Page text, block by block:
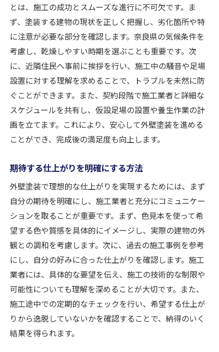
とは、施工の成功とスムーズな進行に不可欠です。ま
ず、塗装する建物の現状を正しく把握し、劣化箇所や特
に注意が必要な部分を確認します。奈良県の気候条件を
考慮し、乾燥しやすい時期を選ぶことも重要です。次
に、近隣住民へ事前に挨拶を行い、施工中の騒音や足場
設置に対する理解を求めることで、トラブルを未然に防
ぐことができます。また、契約段階で施工業者と詳細な
スケジュールを共有し、仮設足場の設置や養生作業の計
画を立てます。これにより、安心して外壁塗装を進める
ことができ、完成後の満足度も向上します。
期待する仕上がりを明確にする方法
外壁塗装で理想的な仕上がりを実現するためには、まず
自分の期待を明確にし、施工業者と充分にコミュニケー
ションを取ることが重要です。まず、色見本を使って希
望する色や質感を具体的にイメージし、実際の建物の外
観との調和を考慮します。次に、過去の施工事例を参考
にし、自分の好みに合った仕上がりを確認します。施工
業者には、具体的な要望を伝え、施工の技術的な制限や
可能性についても理解を深めることが大切です。また、
施工途中での定期的なチェックを行い、希望する仕上が
りから逸脱していないかを確認することで、納得のいく
結果を得られます。